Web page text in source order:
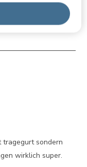
tragegurt sondern
wirklich super.